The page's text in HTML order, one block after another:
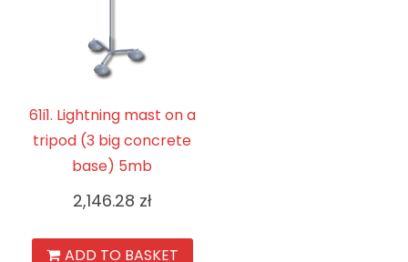
61i1. Lightning mast on a
tripod (3 big concrete
base) 5mb
2,146.28 zł
ADD TO BASKET